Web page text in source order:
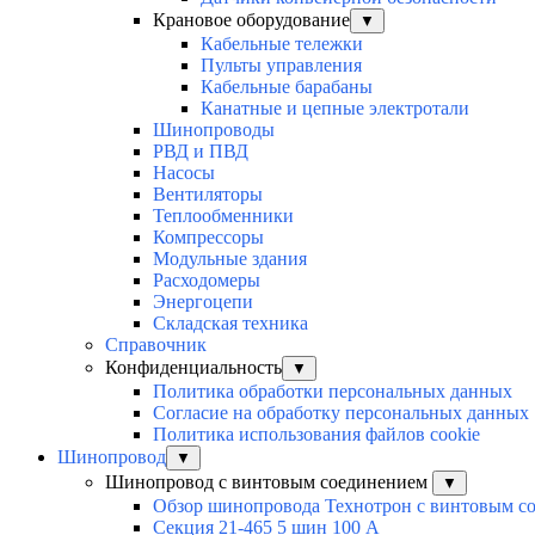
Крановое оборудование
▼
Кабельные тележки
Пульты управления
Кабельные барабаны
Канатные и цепные электротали
Шинопроводы
РВД и ПВД
Насосы
Вентиляторы
Теплообменники
Компрессоры
Модульные здания
Расходомеры
Энергоцепи
Складская техника
Справочник
Конфиденциальность
▼
Политика обработки персональных данных
Согласие на обработку персональных данных
Политика использования файлов cookie
Шинопровод
▼
Шинопровод с винтовым соединением ▼
Обзор шинопровода Технотрон с винтовым
Секция 21-465 5 шин 100 А